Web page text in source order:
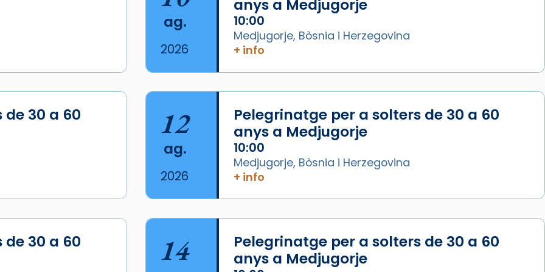
ag.
2026
anys a Medjugorje
10:00
Medjugorje, Bòsnia i Herzegovina
+ info
30 a 60
12
ag.
2026
Pelegrinatge per a solters de 30 a 60
anys a Medjugorje
10:00
Medjugorje, Bòsnia i Herzegovina
+ info
30 a 60
14
Pelegrinatge per a solters de 30 a 60
anys a Medjugorje